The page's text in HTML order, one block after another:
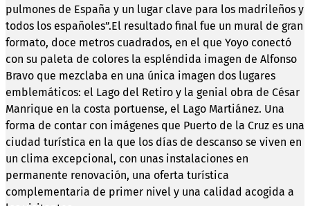
pulmones de España y un lugar clave para los madrileños y
todos los españoles”.El resultado final fue un mural de gran
formato, doce metros cuadrados, en el que Yoyo conectó
con su paleta de colores la espléndida imagen de Alfonso
Bravo que mezclaba en una única imagen dos lugares
emblemáticos: el Lago del Retiro y la genial obra de César
Manrique en la costa portuense, el Lago Martiánez. Una
forma de contar con imágenes que Puerto de la Cruz es una
ciudad turística en la que los días de descanso se viven en
un clima excepcional, con unas instalaciones en
permanente renovación, una oferta turística
complementaria de primer nivel y una calidad acogida a